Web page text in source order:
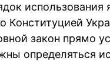
использования
Конституцией
закон прямо
определяться